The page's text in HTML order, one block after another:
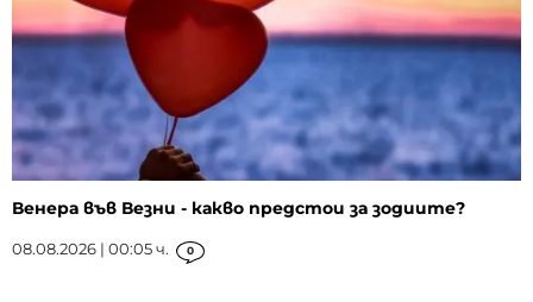
Венера във Везни - какво предстои за зодиите?
08.08.2026 | 00:05 ч. 0